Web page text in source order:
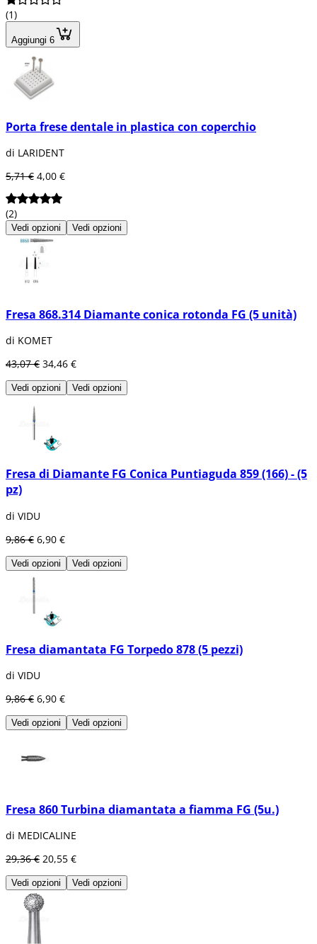
(1)
Aggiungi 6
Porta frese dentale in plastica con coperchio
di LARIDENT
5,71 € 4,00 €
(2)
Vedi opzioni Vedi opzioni
Fresa 868.314 Diamante conica rotonda FG (5 unità)
di KOMET
43,07 € 34,46 €
Vedi opzioni Vedi opzioni
Fresa di Diamante FG Conica Puntiaguda 859 (166) - (5
pz)
di VIDU
9,86 € 6,90 €
Vedi opzioni Vedi opzioni
Fresa diamantata FG Torpedo 878 (5 pezzi)
di VIDU
9,86 € 6,90 €
Vedi opzioni Vedi opzioni
Fresa 860 Turbina diamantata a fiamma FG (5u.)
di MEDICALINE
29,36 € 20,55 €
Vedi opzioni Vedi opzioni